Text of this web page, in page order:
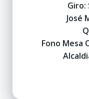
Giro:
José
Fono Mesa